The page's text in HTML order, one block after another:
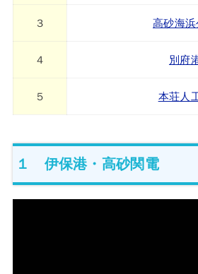
３ 高砂海浜
４ 別府
５ 本荘人
１ 伊保港・高砂関電